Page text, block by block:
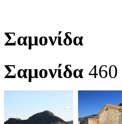
Σαμονίδα
Σαμονίδα